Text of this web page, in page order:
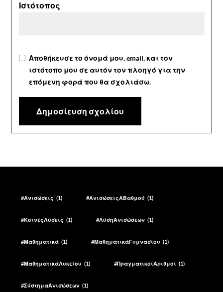
Ιστότοπος
Αποθήκευσε το όνομά μου, email, και τον
ιστότοπο μου σε αυτόν τον πλοηγό για την
επόμενη φορά που θα σχολιάσω.
#Ανισώσεις (1) #ΑνισώσειςΑΒαθμού (1)
#ΚοινέςΛύσεις (1) #ΛύσηΑνισώσεων (1)
#Μαθηματικά (1) #ΜαθηματικάΓυμνασίου (1)
#ΜαθηματικάΛυκείου (1) #ΠραγματικοίΑριθμοί (1)
#ΣύστημαΑνισώσεων (1)